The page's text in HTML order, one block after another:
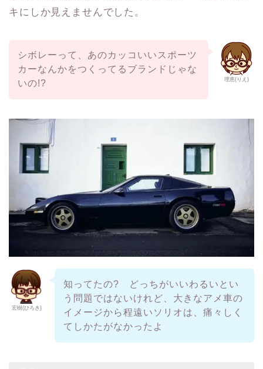
キにしか見えませんでした。
理恵(りえ)
シボレーって、あのカッコいいスポーツ
カーなんかをつくってるブランドじゃな
いの!?
宏樹(ひろき)
知ってたの? どっちがいいわるいとい
う問題ではないけれど、大きなアメ車の
イメージから程遠いソリオは、痛々しく
てしかたがなかったよ